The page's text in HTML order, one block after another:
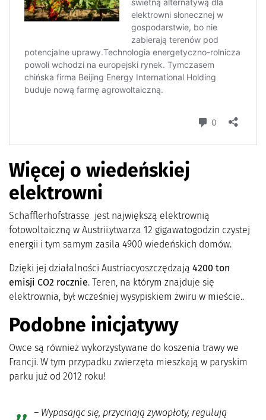
Więcej o wiedeńskiej
elektrowni
Schafflerhofstrasse jest największą elektrownią
fotowoltaiczną w Austrii.ytwarza 12 gigawatogodzin czystej
energii i tym samym zasila 4900 wiedeńskich domów.
Dzięki jej działalności Austriacyoszczędzają 4200 ton
emisji CO2 rocznie. Teren, na którym znajduje się
elektrownia, był wcześniej wysypiskiem żwiru w mieście..
Podobne inicjatywy
Owce są również wykorzystywane do koszenia trawy we
Francji. W tym przypadku zwierzęta mieszkają w paryskim
parku już od 2012 roku!
– Wypasając się, przycinają żywopłoty, regulują